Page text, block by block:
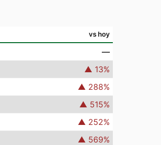
vs hoy
—
▲ 13%
▲ 288%
▲ 515%
▲ 252%
▲ 569%